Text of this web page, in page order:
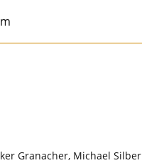
Granacher, Michael Silber